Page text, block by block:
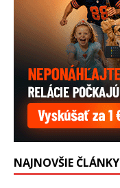
NAJNOVŠIE ČLÁNKY